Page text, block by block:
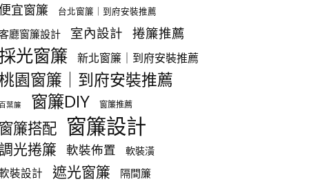
宜窗簾 台北窗簾｜到府安裝推薦
廳窗簾設計 室內設計 捲簾推薦
光窗簾 新北窗簾｜到府安裝推薦
園窗簾｜到府安裝推薦
葉簾 窗簾DIY 窗簾推薦
簾搭配 窗簾設計
光捲簾 軟裝佈置 軟裝潢
裝設計 遮光窗簾 隔間簾